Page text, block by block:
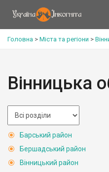
Головна > Міста та регіони >
Вінницька
Барський район
Бершадський район
Вінницький район